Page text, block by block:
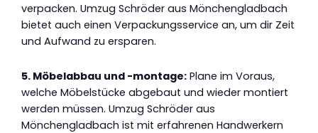
verpacken. Umzug Schröder aus Mönchengladbach
bietet auch einen Verpackungsservice an, um dir Zeit
und Aufwand zu ersparen.
5. Möbelabbau und -montage: Plane im Voraus,
welche Möbelstücke abgebaut und wieder montiert
werden müssen. Umzug Schröder aus
Mönchengladbach ist mit erfahrenen Handwerkern